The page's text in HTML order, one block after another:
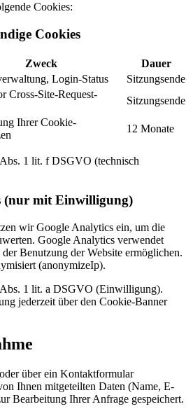
Cookies:
Cookies
Zweck
Dauer
Login-Status
Sitzungsende
Cross-Site-Request-
Sitzungsende
Ihrer Cookie-
12 Monate
1 lit. f DSGVO (technisch
(nur mit Einwilligung)
wir Google Analytics ein, um die
Google Analytics verwendet
Benutzung der Website ermöglichen.
(anonymizeIp).
1 lit. a DSGVO (Einwilligung).
jederzeit über den Cookie-Banner
über ein Kontaktformular
Ihnen mitgeteilten Daten (Name, E-
Bearbeitung Ihrer Anfrage gespeichert.